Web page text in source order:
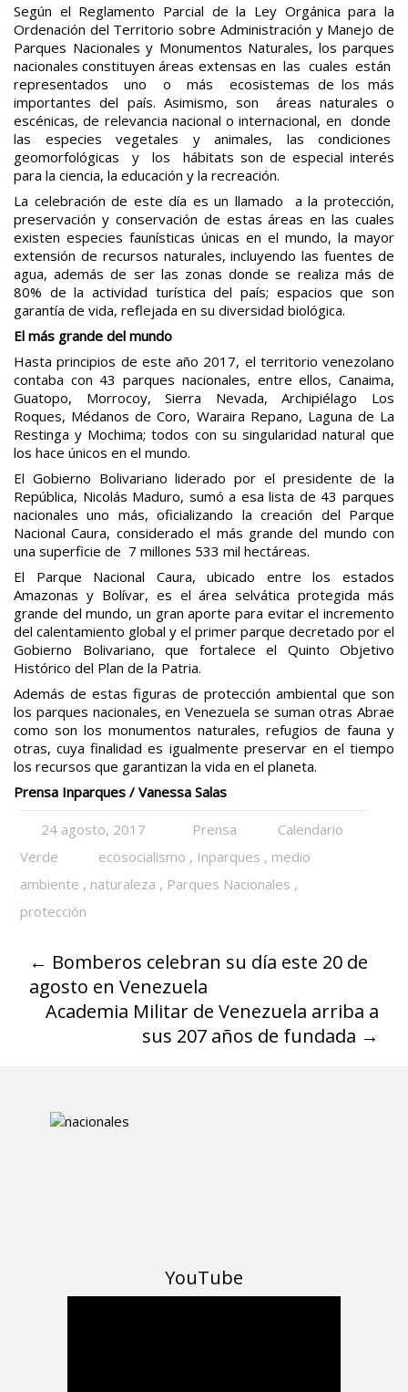
Según el Reglamento Parcial de la Ley Orgánica para la
Ordenación del Territorio sobre Administración y Manejo de
Parques Nacionales y Monumentos Naturales, los parques
nacionales constituyen áreas extensas en las cuales están
representados uno o más ecosistemas de los más
importantes del país. Asimismo, son áreas naturales o
escénicas, de relevancia nacional o internacional, en donde
las especies vegetales y animales, las condiciones
geomorfológicas y los hábitats son de especial interés
para la ciencia, la educación y la recreación.
La celebración de este día es un llamado a la protección,
preservación y conservación de estas áreas en las cuales
existen especies faunísticas únicas en el mundo, la mayor
extensión de recursos naturales, incluyendo las fuentes de
agua, además de ser las zonas donde se realiza más de
80% de la actividad turística del país; espacios que son
garantía de vida, reflejada en su diversidad biológica.
El más grande del mundo
Hasta principios de este año 2017, el territorio venezolano
contaba con 43 parques nacionales, entre ellos, Canaima,
Guatopo, Morrocoy, Sierra Nevada, Archipiélago Los
Roques, Médanos de Coro, Waraira Repano, Laguna de La
Restinga y Mochima; todos con su singularidad natural que
los hace únicos en el mundo.
El Gobierno Bolivariano liderado por el presidente de la
República, Nicolás Maduro, sumó a esa lista de 43 parques
nacionales uno más, oficializando la creación del Parque
Nacional Caura, considerado el más grande del mundo con
una superficie de 7 millones 533 mil hectáreas.
El Parque Nacional Caura, ubicado entre los estados
Amazonas y Bolívar, es el área selvática protegida más
grande del mundo, un gran aporte para evitar el incremento
del calentamiento global y el primer parque decretado por el
Gobierno Bolivariano, que fortalece el Quinto Objetivo
Histórico del Plan de la Patria.
Además de estas figuras de protección ambiental que son
los parques nacionales, en Venezuela se suman otras Abrae
como son los monumentos naturales, refugios de fauna y
otras, cuya finalidad es igualmente preservar en el tiempo
los recursos que garantizan la vida en el planeta.
Prensa Inparques / Vanessa Salas
24 agosto, 2017 Prensa
Calendario
Verde
ecosocialismo , Inparques , medio
ambiente , naturaleza , Parques Nacionales ,
protección
← Bomberos celebran su día este 20 de
agosto en Venezuela
Academia Militar de Venezuela arriba a
sus 207 años de fundada →
YouTube